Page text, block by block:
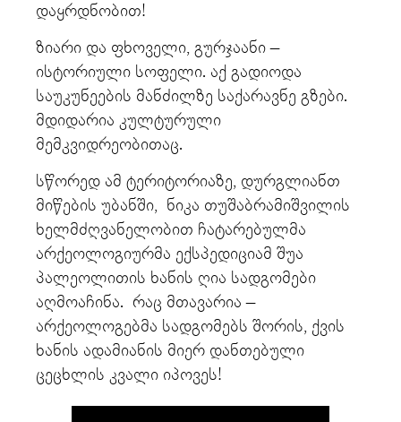
დაყრდნობით!
ზიარი და ფხოველი, გურჯაანი –
ისტორიული სოფელი. აქ გადიოდა
საუკუნეების მანძილზე საქარავნე გზები.
მდიდარია კულტურული
მემკვიდრეობითაც.
სწორედ ამ ტერიტორიაზე, დურგლიანთ
მიწების უბანში, ნიკა თუშაბრამიშვილის
ხელმძღვანელობით ჩატარებულმა
არქეოლოგიურმა ექსპედიციამ შუა
პალეოლითის ხანის ღია სადგომები
აღმოაჩინა. რაც მთავარია –
არქეოლოგებმა სადგომებს შორის, ქვის
ხანის ადამიანის მიერ დანთებული
ცეცხლის კვალი იპოვეს!